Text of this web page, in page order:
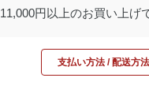
11,000円以上のお買い上げ
支払い方法 / 配送方法